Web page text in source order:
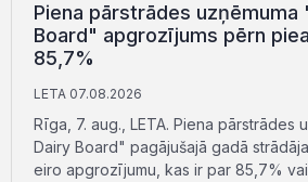
Piena pārstrādes uzņēmuma
Board" apgrozījums pērn
85,7%
LETA 07.08.2026
Rīga, 7. aug., LETA. Piena pārstrādes
Dairy Board" pagājušajā gadā
eiro apgrozījumu, kas ir par 85,7%